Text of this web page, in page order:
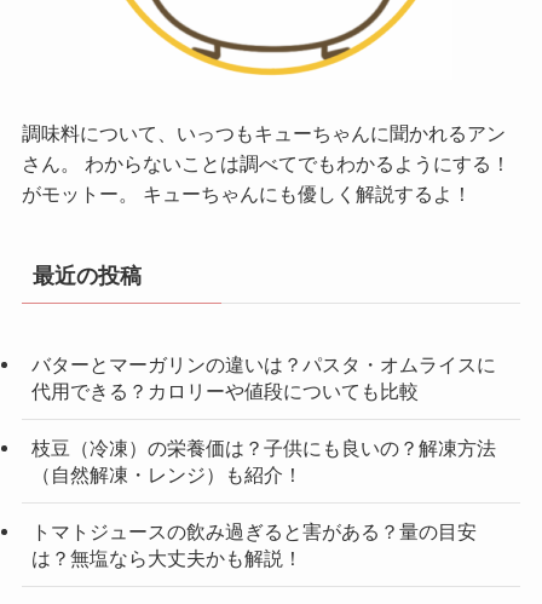
調味料について、いっつもキューちゃんに聞かれるアン
さん。 わからないことは調べてでもわかるようにする！
がモットー。 キューちゃんにも優しく解説するよ！
最近の投稿
バターとマーガリンの違いは？パスタ・オムライスに
代用できる？カロリーや値段についても比較
枝豆（冷凍）の栄養価は？子供にも良いの？解凍方法
（自然解凍・レンジ）も紹介！
トマトジュースの飲み過ぎると害がある？量の目安
は？無塩なら大丈夫かも解説！